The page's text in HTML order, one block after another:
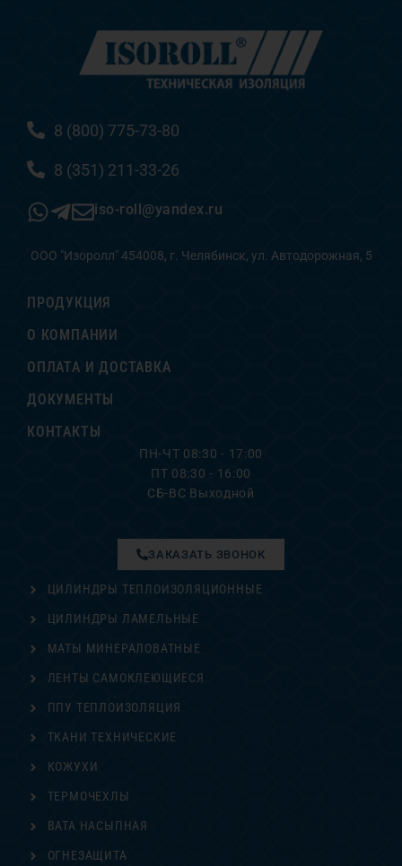
8 (800) 775-73-80
8 (351) 211-33-26
iso-roll@yandex.ru
ООО "Изоролл" 454008, г. Челябинск, ул. Автодорожная, 5
ПРОДУКЦИЯ
О КОМПАНИИ
ОПЛАТА И ДОСТАВКА
ДОКУМЕНТЫ
КОНТАКТЫ
ПН-ЧТ 08:30 - 17:00
ПТ 08:30 - 16:00
СБ-ВС Выходной
ЦИЛИНДРЫ ТЕПЛОИЗОЛЯЦИОННЫЕ
ЦИЛИНДРЫ ЛАМЕЛЬНЫЕ
МАТЫ МИНЕРАЛОВАТНЫЕ
ЛЕНТЫ САМОКЛЕЮЩИЕСЯ
ППУ ТЕПЛОИЗОЛЯЦИЯ
ТКАНИ ТЕХНИЧЕСКИЕ
ЗАКАЗАТЬ ЗВОНОК
КОЖУХИ
ТЕРМОЧЕХЛЫ
ВАТА НАСЫПНАЯ
ОГНЕЗАЩИТА